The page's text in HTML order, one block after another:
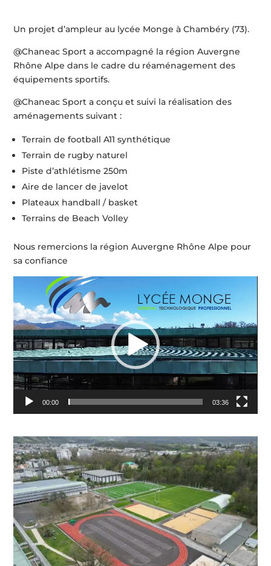
Un projet d’ampleur au lycée Monge à Chambéry (73).
@Chaneac Sport a accompagné la région Auvergne
Rhône Alpe dans le cadre du réaménagement des
équipements sportifs.
@Chaneac Sport a conçu et suivi la réalisation des
aménagements suivant :
Terrain de football A11 synthétique
Terrain de rugby naturel
Piste d’athlétisme 250m
Aire de lancer de javelot
Plateaux handball / basket
Terrains de Beach Volley
Nous remercions la région Auvergne Rhône Alpe pour
sa confiance
00:00 03:36